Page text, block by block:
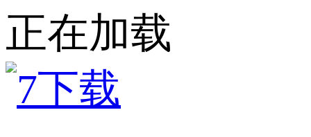
正在加载